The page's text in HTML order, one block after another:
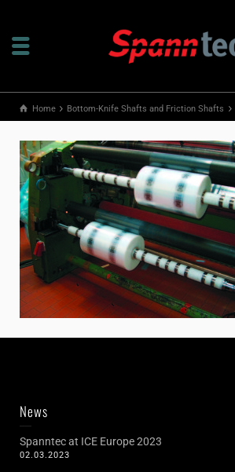
Home Bottom-Knife Shafts and Friction Shafts
News
Spanntec at ICE Europe 2023
02.03.2023